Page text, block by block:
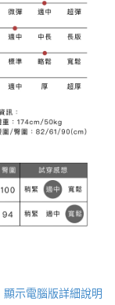
顯示電腦版詳細說明